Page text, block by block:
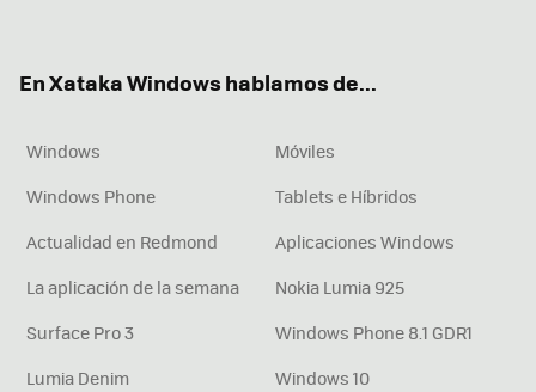
En Xataka Windows hablamos de...
Windows
Móviles
Windows Phone
Tablets e Híbridos
Actualidad en Redmond
Aplicaciones Windows
La aplicación de la semana
Nokia Lumia 925
Surface Pro 3
Windows Phone 8.1 GDR1
Lumia Denim
Windows 10